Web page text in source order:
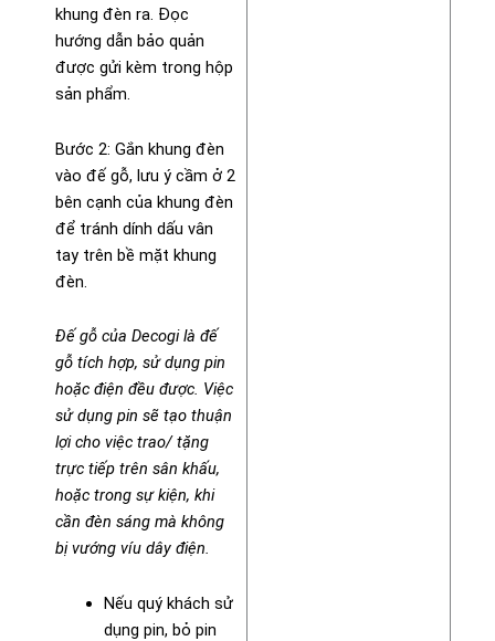
khung đèn ra. Đọc
hướng dẫn bảo quản
được gửi kèm trong hộp
sản phẩm.
Bước 2: Gắn khung đèn
vào đế gỗ, lưu ý cầm ở 2
bên cạnh của khung đèn
để tránh dính dấu vân
tay trên bề mặt khung
đèn.
Đế gỗ của Decogi là đế
gỗ tích hợp, sử dụng pin
hoặc điện đều được. Việc
sử dụng pin sẽ tạo thuận
lợi cho việc trao/ tặng
trực tiếp trên sân khấu,
hoặc trong sự kiện, khi
cần đèn sáng mà không
bị vướng víu dây điện.
Nếu quý khách sử
dụng pin, bỏ pin